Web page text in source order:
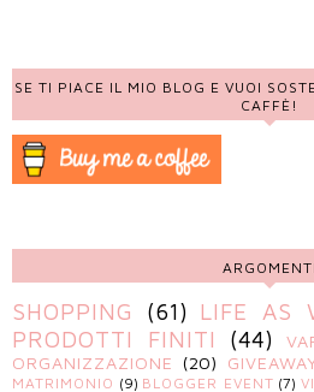
SE TI PIACE IL MIO BLOG E VUOI
CAFFÈ!
ARGOMENTI
SHOPPING (61) LIFE AS
PRODOTTI FINITI
(44)
ORGANIZZAZIONE
(20)
MATRIMONIO (9) BLOGGER EVENT (7)